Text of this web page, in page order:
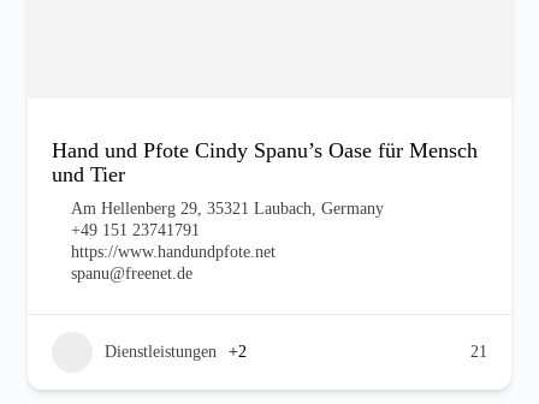
Hand und Pfote Cindy Spanu’s Oase für Mensch
und Tier
Am Hellenberg 29, 35321 Laubach, Germany
+49 151 23741791
https://www.handundpfote.net
spanu@freenet.de
Dienstleistungen +2 21